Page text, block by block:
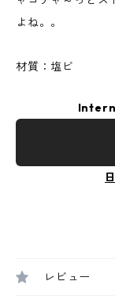
よね。。
材質：塩ビ
レビュー